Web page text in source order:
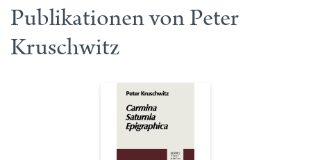
Publikationen von Peter
Kruschwitz